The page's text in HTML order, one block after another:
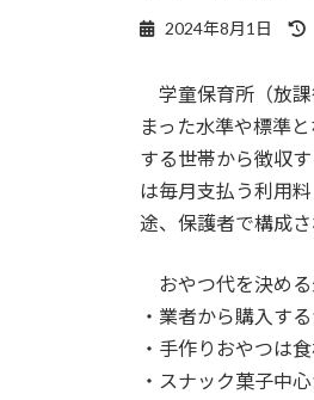
2024年8月1日
学童保育所（放課
まった水準や標準
する世帯から徴収
は毎月支払う利用
途、保護者で構成
おやつ代を決める
・業者から購入す
・手作りおやつは
・スナック菓子中